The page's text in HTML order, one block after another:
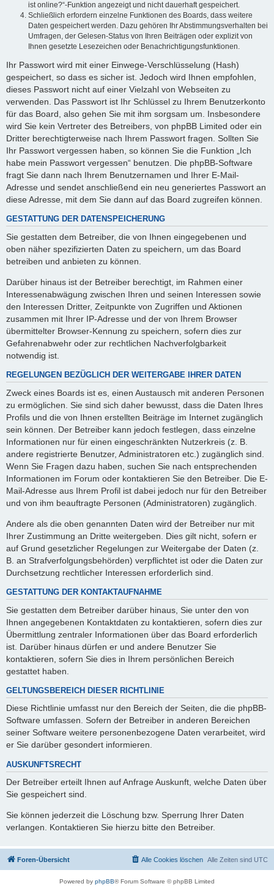
ist online?“-Funktion angezeigt und nicht dauerhaft gespeichert.
Schließlich erfordern einzelne Funktionen des Boards, dass weitere
Daten gespeichert werden. Dazu gehören Ihr Abstimmungsverhalten bei
Umfragen, der Gelesen-Status von Ihren Beiträgen oder explizit von
Ihnen gesetzte Lesezeichen oder Benachrichtigungsfunktionen.
Ihr Passwort wird mit einer Einwege-Verschlüsselung (Hash)
gespeichert, so dass es sicher ist. Jedoch wird Ihnen empfohlen,
dieses Passwort nicht auf einer Vielzahl von Webseiten zu
verwenden. Das Passwort ist Ihr Schlüssel zu Ihrem Benutzerkonto
für das Board, also gehen Sie mit ihm sorgsam um. Insbesondere
wird Sie kein Vertreter des Betreibers, von phpBB Limited oder ein
Dritter berechtigterweise nach Ihrem Passwort fragen. Sollten Sie
Ihr Passwort vergessen haben, so können Sie die Funktion „Ich
habe mein Passwort vergessen“ benutzen. Die phpBB-Software
fragt Sie dann nach Ihrem Benutzernamen und Ihrer E-Mail-
Adresse und sendet anschließend ein neu generiertes Passwort an
diese Adresse, mit dem Sie dann auf das Board zugreifen können.
GESTATTUNG DER DATENSPEICHERUNG
Sie gestatten dem Betreiber, die von Ihnen eingegebenen und
oben näher spezifizierten Daten zu speichern, um das Board
betreiben und anbieten zu können.
Darüber hinaus ist der Betreiber berechtigt, im Rahmen einer
Interessenabwägung zwischen Ihren und seinen Interessen sowie
den Interessen Dritter, Zeitpunkte von Zugriffen und Aktionen
zusammen mit Ihrer IP-Adresse und der von Ihrem Browser
übermittelter Browser-Kennung zu speichern, sofern dies zur
Gefahrenabwehr oder zur rechtlichen Nachverfolgbarkeit
notwendig ist.
REGELUNGEN BEZÜGLICH DER WEITERGABE IHRER DATEN
Zweck eines Boards ist es, einen Austausch mit anderen Personen
zu ermöglichen. Sie sind sich daher bewusst, dass die Daten Ihres
Profils und die von Ihnen erstellten Beiträge im Internet zugänglich
sein können. Der Betreiber kann jedoch festlegen, dass einzelne
Informationen nur für einen eingeschränkten Nutzerkreis (z. B.
andere registrierte Benutzer, Administratoren etc.) zugänglich sind.
Wenn Sie Fragen dazu haben, suchen Sie nach entsprechenden
Informationen im Forum oder kontaktieren Sie den Betreiber. Die E-
Mail-Adresse aus Ihrem Profil ist dabei jedoch nur für den Betreiber
und von ihm beauftragte Personen (Administratoren) zugänglich.
Andere als die oben genannten Daten wird der Betreiber nur mit
Ihrer Zustimmung an Dritte weitergeben. Dies gilt nicht, sofern er
auf Grund gesetzlicher Regelungen zur Weitergabe der Daten (z.
B. an Strafverfolgungsbehörden) verpflichtet ist oder die Daten zur
Durchsetzung rechtlicher Interessen erforderlich sind.
GESTATTUNG DER KONTAKTAUFNAHME
Sie gestatten dem Betreiber darüber hinaus, Sie unter den von
Ihnen angegebenen Kontaktdaten zu kontaktieren, sofern dies zur
Übermittlung zentraler Informationen über das Board erforderlich
ist. Darüber hinaus dürfen er und andere Benutzer Sie
kontaktieren, sofern Sie dies in Ihrem persönlichen Bereich
gestattet haben.
GELTUNGSBEREICH DIESER RICHTLINIE
Diese Richtlinie umfasst nur den Bereich der Seiten, die die phpBB-
Software umfassen. Sofern der Betreiber in anderen Bereichen
seiner Software weitere personenbezogene Daten verarbeitet, wird
er Sie darüber gesondert informieren.
AUSKUNFTSRECHT
Der Betreiber erteilt Ihnen auf Anfrage Auskunft, welche Daten über
Sie gespeichert sind.
Sie können jederzeit die Löschung bzw. Sperrung Ihrer Daten
verlangen. Kontaktieren Sie hierzu bitte den Betreiber.
Foren-Übersicht Alle Zeiten sind UTC
Alle Cookies löschen
Powered by phpBB® Forum Software © phpBB Limited